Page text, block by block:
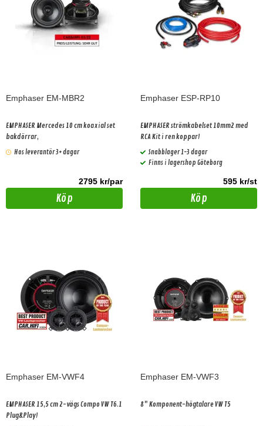
Emphaser EM-MBR2
EMPHASER Mercedes 10 cm koaxial set
bakdörrar,
Hos leverantör 3+ dagar
2795 kr/par
Köp
Emphaser ESP-RP10
EMPHASER strömkabelset 10mm2 med
RCA Kit i ren koppar!
Snabblager 1-3 dagar
Finns i lagershop Göteborg
595 kr/st
Köp
Emphaser EM-VWF4
EMPHASER 15,5 cm 2-vägs Compo VW T6.1
Plug&Play!
Emphaser EM-VWF3
8" Komponent-högtalare VW T5